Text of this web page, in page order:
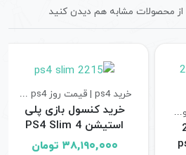
از محصولات مشابه هم دیدن کنید
2
خرید ps4 | قیمت روز ps4 خرید ps4 کارکرده | بهترین قیمت ps4 استوک
خرید کنسول بازی پلی
استیشن 4 PS4 Slim
2216 R2 500GB ریفر
۳۸,۱۹۰,۰۰۰ تومان